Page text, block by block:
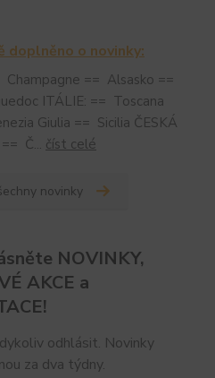
doplněno o novinky:
Champagne == Alsasko ==
ITÁLIE: == Toscana
Giulia == Sicilia ČESKÁ
Č... číst celé
novinky
NOVINKY,
AKCE a
odhlásit. Novinky
za dva týdny.